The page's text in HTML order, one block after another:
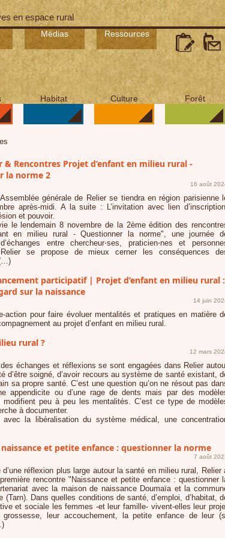
en espace rural
Médias Ressources
Habitat Culture Forêt
& Rencontres Projet d’enfant en milieu rural -
la norme 2
16 août
générale de Relier se tiendra en région parisienne
après-midi. A la suite : L’invitation avec lien
et pouvoir.
le lendemain 8 novembre de la 2ème édition des
en milieu rural - Questionner la norme", une journée
entre chercheur⋅ses, praticien⋅nes et
Relier se propose de mieux cerner les conséquences
​participatif | Projet d’enfant en milieu rural :
sur la naissance
14 juin
action pour faire évoluer mentalités et pratiques en matière
au projet d’enfant en milieu rural.
rural ?
12 mars
échanges et réflexions se sont engagées dans Relier
d’être soigné, d’avoir recours au système de santé existant,
sa propre santé. C’est une question qu’on ne résout pas
appendicite ou d’une rage de dents mais par des
modifient peu à peu les mentalités. C’est ce type de
à documenter.
la libéralisation du système médical, une
et petite enfance : questionner la norme
7 août
d’une réflexion plus large autour la santé en milieu rural, Relier
rencontre "Naissance et petite enfance : questionner
avec la maison de naissance Doumaïa et la
(Tarn). Dans quelles conditions de santé, d’emploi, d’habitat,
et sociale les femmes -et leur famille- vivent-elles leur
grossesse, leur accouchement, la petite enfance de leur